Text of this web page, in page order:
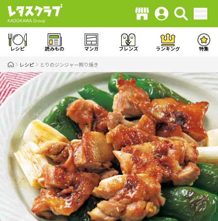
レシピ 読みもの マンガ フレンズ ランキング 特集
レシピ とりのジンジャー照り焼き